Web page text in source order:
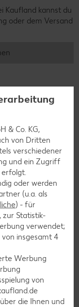
Kaufland kannst du
oder dem Versand
unseren Elektro-
du dein E-
aufladen.
& Co. KG,
von Dritten
verschiedener
und ein Zugriff
erfolgt.
oder werden
(u.a. als
) - für
zur Statistik-
verwendet;
insgesamt 4
Werbung
von
die Ihnen und